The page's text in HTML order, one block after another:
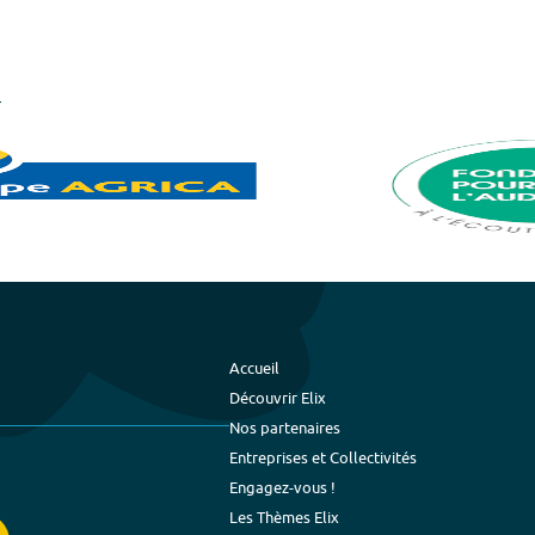
Accueil
Découvrir Elix
Nos partenaires
Entreprises et Collectivités
Engagez-vous !
Les Thèmes Elix